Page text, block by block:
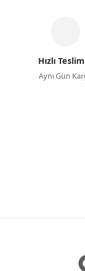
Hızlı
Aynı Gün